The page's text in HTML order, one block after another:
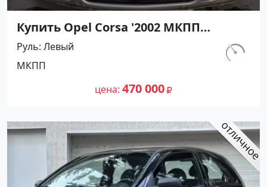
Купить Opel Corsa '2002 МКПП
(1200/75 л.с.) Бензин инжектор
Темрюк цвет Серебристый Хетчбэк
по цене 470000 рублей, объявление
№27491 на сайте Авторынок23
км.
Руль Левый
МКПП
цена 470 000